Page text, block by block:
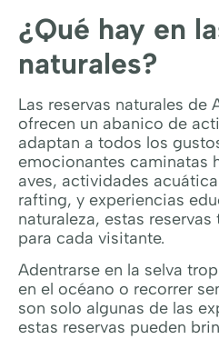
¿Qué hay en
naturales?
Las reservas naturales de
ofrecen un abanico de
adaptan a todos los
emocionantes caminatas
aves, actividades
rafting, y experiencias
naturaleza, estas
para cada visitante.
Adentrarse en la selva
en el océano o recorrer
son solo algunas de las
estas reservas pueden